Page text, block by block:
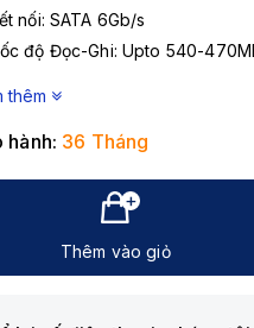
nối: SATA 6Gb/s
độ Đọc-Ghi: Upto 540-
thêm
hành: 36 Tháng
Thêm vào giỏ